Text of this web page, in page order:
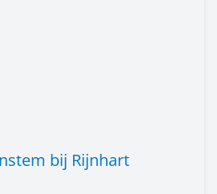
bij Rijnhart